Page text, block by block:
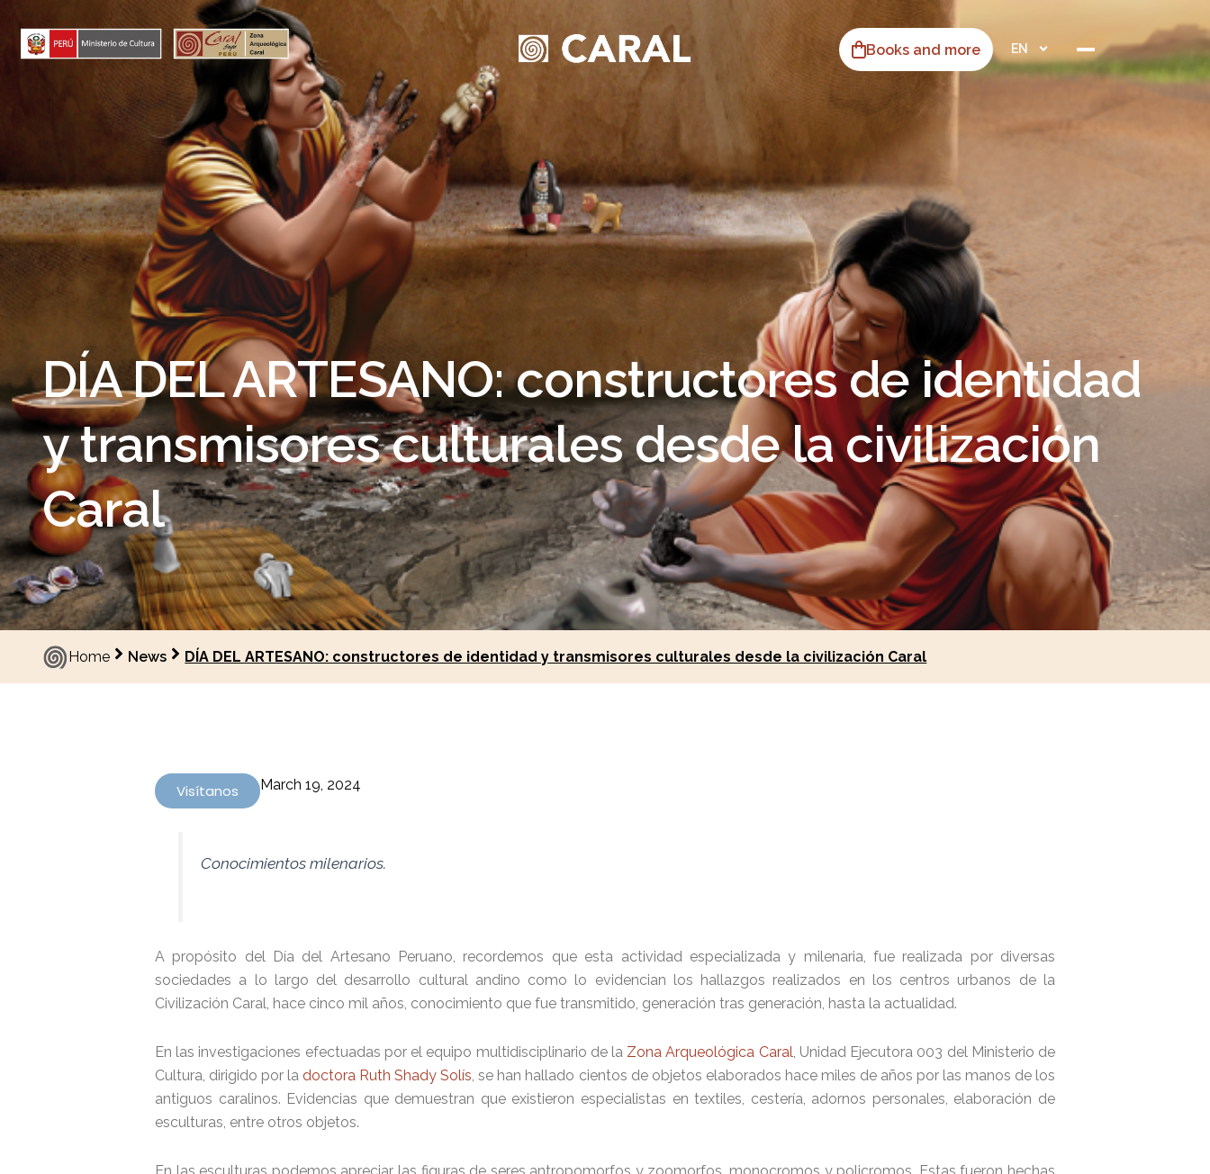
content
Books and more EN
DÍA DEL ARTESANO: constructores de identidad
y transmisores culturales desde la civilización
Caral
Home News DÍA DEL ARTESANO: constructores de identidad y transmisores culturales desde la civilización Caral
Visítanos March 19, 2024
Conocimientos milenarios.
A propósito del Día del Artesano Peruano, recordemos que esta actividad especializada y milenaria, fue realizada por diversas
sociedades a lo largo del desarrollo cultural andino como lo evidencian los hallazgos realizados en los centros urbanos de la
Civilización Caral, hace cinco mil años, conocimiento que fue transmitido, generación tras generación, hasta la actualidad.
En las investigaciones efectuadas por el equipo multidisciplinario de la Zona Arqueológica Caral, Unidad Ejecutora 003 del Ministerio de
Cultura, dirigido por ladoctora Ruth Shady Solís, se han hallado cientos de objetos elaborados hace miles de años por las manos de los
antiguos caralinos. Evidencias que demuestran que existieron especialistas en textiles, cestería, adornos personales, elaboración de
esculturas, entre otros objetos.